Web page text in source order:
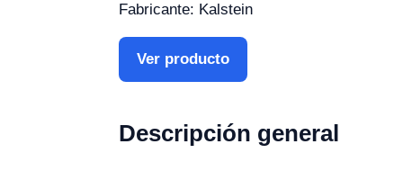
Fabricante: Kalstein
Ver producto
Descripción general